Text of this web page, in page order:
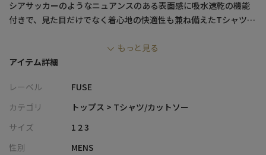
シアサッカーのようなニュアンスのある表面感に吸水速乾の機能
付きで、見た目だけでなく着心地の快適性も兼ね備えたTシャツ。
細かな凹凸感が特徴のシアサッカー調ポリエステル素材を使用。
ポリウレタン混紡で適度な伸縮性とキックバック性があり、快適
さらに、吸水速乾機能があり、汗ばむ季節にもサラッと快適です。
もっと見る
アイテム詳細
レーベル
FUSE
カテゴリ
トップス > Tシャツ/カットソー
サイズ
1 2 3
性別
MENS